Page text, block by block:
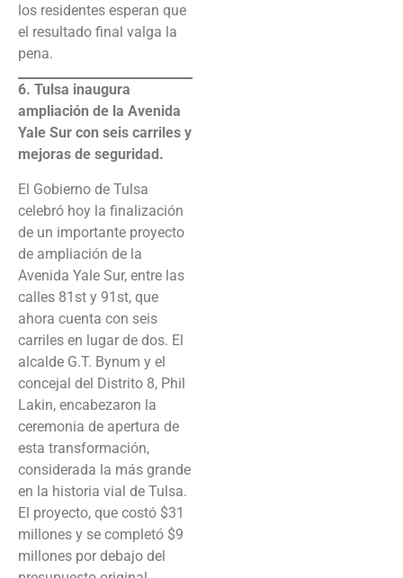
los residentes esperan que
el resultado final valga la
pena.
6. Tulsa inaugura
ampliación de la Avenida
Yale Sur con seis carriles y
mejoras de seguridad.
El Gobierno de Tulsa
celebró hoy la finalización
de un importante proyecto
de ampliación de la
Avenida Yale Sur, entre las
calles 81st y 91st, que
ahora cuenta con seis
carriles en lugar de dos. El
alcalde G.T. Bynum y el
concejal del Distrito 8, Phil
Lakin, encabezaron la
ceremonia de apertura de
esta transformación,
considerada la más grande
en la historia vial de Tulsa.
El proyecto, que costó $31
millones y se completó $9
millones por debajo del